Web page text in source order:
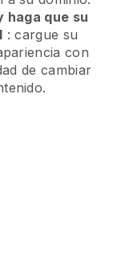
haga que su
: cargue su
con
de cambiar